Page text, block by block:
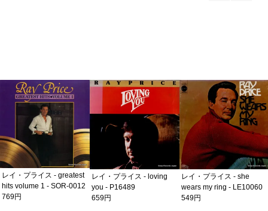
レイ・プライス - greatest
hits volume 1 - SOR-0012
769円
レイ・プライス - loving
you - P16489
659円
レイ・プライス - she
wears my ring - LE10060
549円